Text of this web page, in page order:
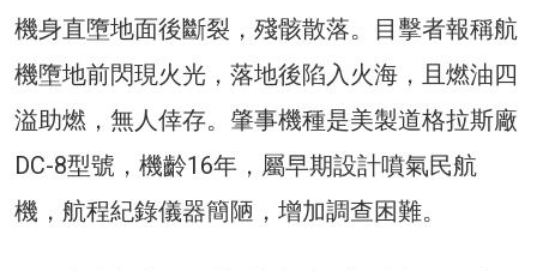
機身直墮地面後斷裂，殘骸散落。目擊者報稱航
機墮地前閃現火光，落地後陷入火海，且燃油四
溢助燃，無人倖存。肇事機種是美製道格拉斯廠
DC-8型號，機齡16年，屬早期設計噴氣民航
機，航程紀錄儀器簡陋，增加調查困難。